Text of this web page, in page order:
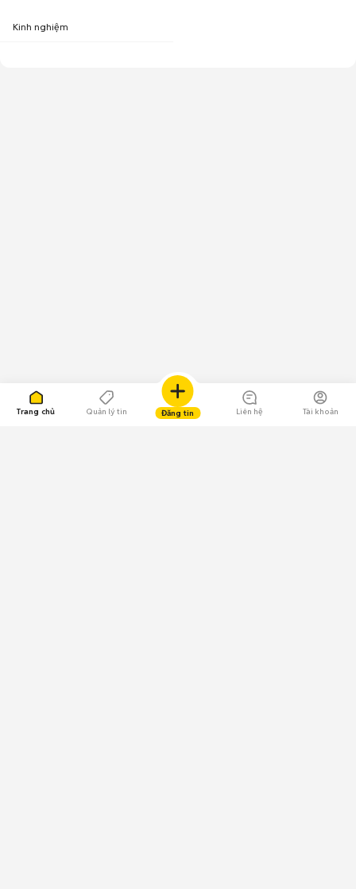
Trang chủ Quản lý tin Đăng tin Liên hệ Tài khoản
Kinh nghiệm